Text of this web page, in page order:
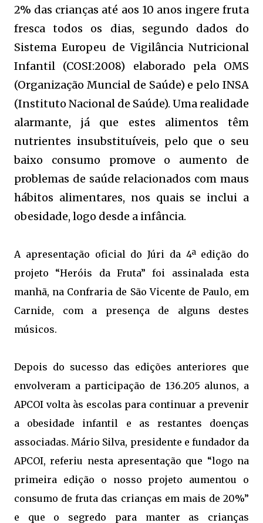
2% das crianças até aos 10 anos ingere fruta
fresca todos os dias, segundo dados do
Sistema Europeu de Vigilância Nutricional
Infantil (COSI:2008) elaborado pela OMS
(Organização Muncial de Saúde) e pelo INSA
(Instituto Nacional de Saúde). Uma realidade
alarmante, já que estes alimentos têm
nutrientes insubstituíveis, pelo que o seu
baixo consumo promove o aumento de
problemas de saúde relacionados com maus
hábitos alimentares, nos quais se inclui a
obesidade, logo desde a infância.
A apresentação oficial do Júri da 4ª edição do
projeto “Heróis da Fruta” foi assinalada esta
manhã, na Confraria de São Vicente de Paulo, em
Carnide, com a presença de alguns destes
músicos.
Depois do sucesso das edições anteriores que
envolveram a participação de 136.205 alunos, a
APCOI volta às escolas para continuar a prevenir
a obesidade infantil e as restantes doenças
associadas. Mário Silva, presidente e fundador da
APCOI, referiu nesta apresentação que “logo na
primeira edição o nosso projeto aumentou o
consumo de fruta das crianças em mais de 20%”
e que o segredo para manter as crianças